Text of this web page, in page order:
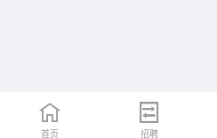
首页 招聘